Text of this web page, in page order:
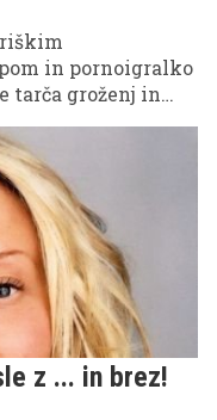
in pornoigralko
tarča groženj in
opravlja
z ... in brez!